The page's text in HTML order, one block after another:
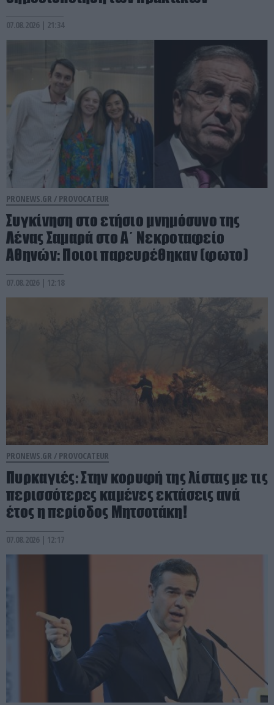
07.08.2026 | 21:34
PRONEWS.GR / PROVOCATEUR
Συγκίνηση στο ετήσιο μνημόσυνο της
Λένας Σαμαρά στο Α΄ Νεκροταφείο
Αθηνών: Ποιοι παρευρέθηκαν (φωτο)
07.08.2026 | 12:18
PRONEWS.GR / PROVOCATEUR
Πυρκαγιές: Στην κορυφή της λίστας με τις
περισσότερες καμένες εκτάσεις ανά
έτος η περίοδος Μητσοτάκη!
07.08.2026 | 12:17